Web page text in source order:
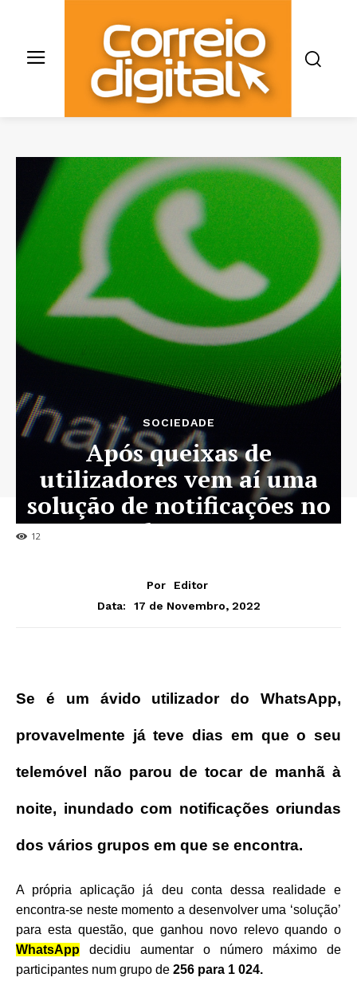
12
SOCIEDADE
Após queixas de
utilizadores vem aí uma
solução de notificações no
Whatsapp
Por
Editor
Data:
17 de Novembro, 2022
Se é um ávido utilizador do WhatsApp,
provavelmente já teve dias em que o seu
telemóvel não parou de tocar de manhã à
noite, inundado com notificações oriundas
dos vários grupos em que se encontra.
A própria aplicação já deu conta dessa realidade e
encontra-se neste momento a desenvolver uma ‘solução’
para esta questão, que ganhou novo relevo quando o
WhatsApp decidiu aumentar o número máximo de
participantes num grupo de 256 para 1 024.